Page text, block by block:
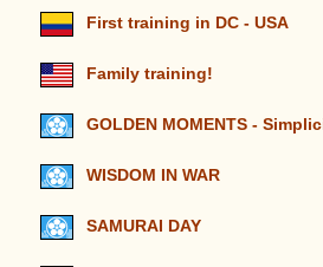
First training in DC - USA
Family training!
GOLDEN MOMENTS -
WISDOM IN WAR
SAMURAI DAY